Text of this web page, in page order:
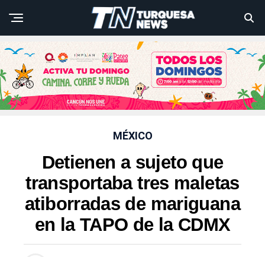
MÉXICO
Detienen a sujeto que
transportaba tres maletas
atiborradas de mariguana
en la TAPO de la CDMX